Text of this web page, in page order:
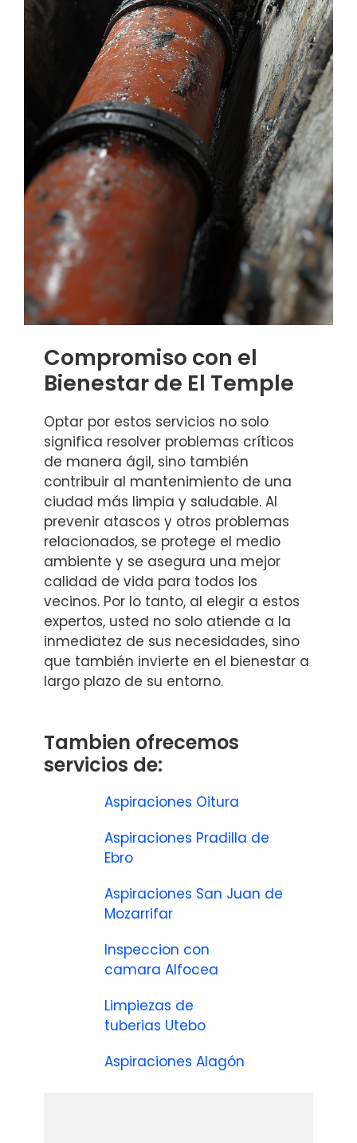
Compromiso con el
Bienestar de El Temple
Optar por estos servicios no solo
significa resolver problemas críticos
de manera ágil, sino también
contribuir al mantenimiento de una
ciudad más limpia y saludable. Al
prevenir atascos y otros problemas
relacionados, se protege el medio
ambiente y se asegura una mejor
calidad de vida para todos los
vecinos. Por lo tanto, al elegir a estos
expertos, usted no solo atiende a la
inmediatez de sus necesidades, sino
que también invierte en el bienestar a
largo plazo de su entorno.
Tambien ofrecemos
servicios de:
Aspiraciones Oitura
Aspiraciones Pradilla de
Ebro
Aspiraciones San Juan de
Mozarrifar
Inspeccion con
camara Alfocea
Limpiezas de
tuberias Utebo
Aspiraciones Alagón